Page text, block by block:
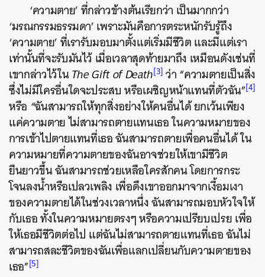
‘ความตาย’ ที่กล่าวข้างต้นเรียกว่า เป็นมากกว่า
‘มรณกรรมธรรมดา’ เพราะมันคือการตระหนักรับรู้ถึง
‘ความตาย’ ที่เรารับมอบมาตั้งแต่เริ่มมีชีวิต และมีแต่เรา
เท่านั้นที่จะรับมันไว้ เมื่อเวลาสุดท้ายมาถึง เหมือนดังเช่นที่
เขากล่าวไว้ในThe Gift of Death[3] ว่า“ความตายเป็นสิ่ง
ซึ่งไม่มีใครอื่นใดจะประสบ หรือเผชิญหน้าแทนที่ตัวฉัน”[4]
หรือ “ฉันสามารถให้ทุกสิ่งอย่างให้คนอื่นได้ยกเว้นเพียง
แค่ความตายไม่สามารถตายแทนเธอในความหมายของ
การเข้าไปตายแทนที่เธอฉันสามารถตายเพื่อคนอื่นได้ ใน
ความหมายที่ความตายของฉันอาจช่วยให้เขามีชีวิต
ยืนยาวขึ้นฉันสามารถช่วยเหลือใครสักคน โดยการกระ
โจนลงน้ำหรือเปลวเพลิง เพื่อดึงเขาออกมาจากเงื้อมเงา
ของความตายได้ในช่วงเวลาหนึ่งฉันสามารถมอบหัวใจให้
กับเธอทั้งในความหมายตรงๆหรือความเปรียบเปรยเพื่อ
ให้เธอมีชีวิตต่อไป แต่ฉันไม่สามารถตายแทนที่เธอฉันไม่
สามารถสละชีวิตของฉันเพื่อแลกเปลี่ยนกับความตายของ
เธอ”[5]